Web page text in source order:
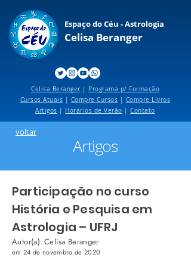
Espaço do Céu - Astrologia
Celisa Beranger
Celisa Beranger | Programa p/ Formação
Cursos Atuais | Compre Cursos | Compre Livros
Artigos | Horários de Verão |Contato
voltar
Artigos
Participação no curso
História e Pesquisa em
Astrologia – UFRJ
Autor(a): Celisa Beranger
em 24 de novembro de 2020